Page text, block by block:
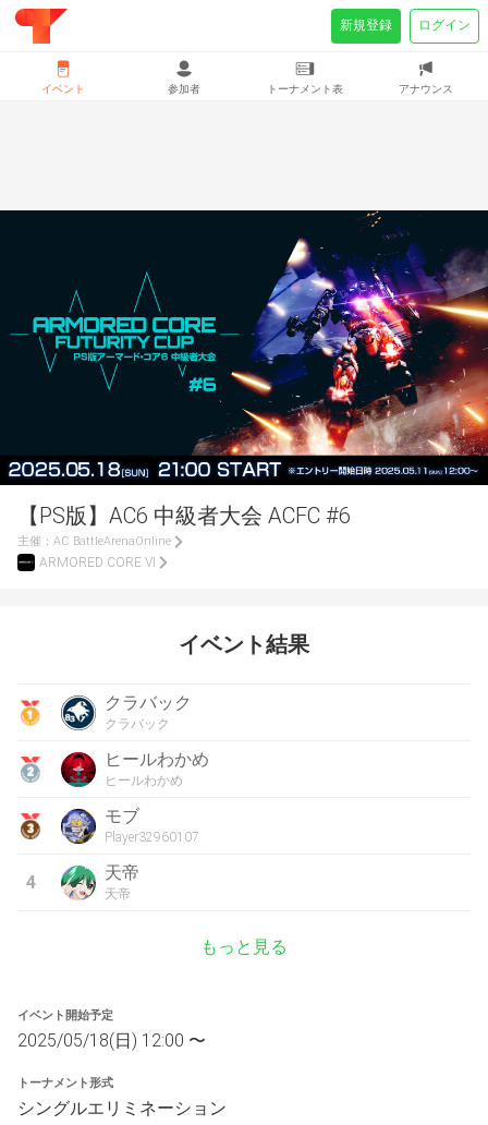
【PS版】AC6 中級者大会 ACFC #6
主催： AC BattleArenaOnline
ARMORED CORE VI
イベント結果
クラバック
クラバック
ヒールわかめ
ヒールわかめ
モブ
Player32960107
4 天帝
天帝
もっと見る
イベント開始予定
2025/05/18(日) 12:00 〜
トーナメント形式
シングルエリミネーション
イベント 参加者 トーナメント表 アナウンス
新規登録 ログイン